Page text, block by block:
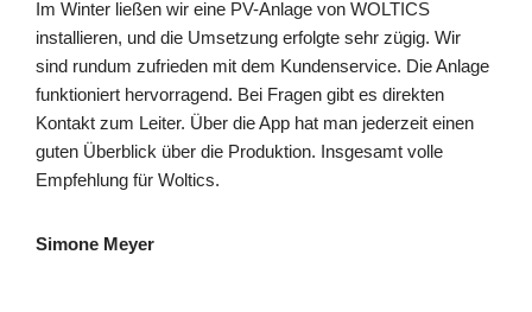
Im Winter ließen wir eine PV-Anlage von WOLTICS
installieren, und die Umsetzung erfolgte sehr zügig. Wir
sind rundum zufrieden mit dem Kundenservice. Die Anlage
funktioniert hervorragend. Bei Fragen gibt es direkten
Kontakt zum Leiter. Über die App hat man jederzeit einen
guten Überblick über die Produktion. Insgesamt volle
Empfehlung für Woltics.
Simone Meyer